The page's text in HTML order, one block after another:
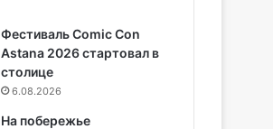
Фестиваль Comic Con
Astana 2026 стартовал в
столице
6.08.2026
На побережье